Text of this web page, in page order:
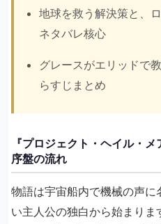
地球を救う解決策と、
ネタバレ核心
グレースがエリッドで
らすじまとめ
『プロジェクト・ヘイル・
序盤の流れ
物語は宇宙船内で機械の声
い主人公の独白から始まり